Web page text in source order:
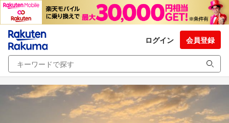
ログイン 会員登録